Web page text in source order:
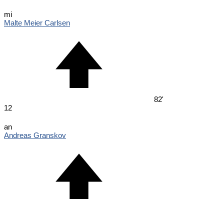
mi
Malte Meier Carlsen
82'
12
an
Andreas Granskov